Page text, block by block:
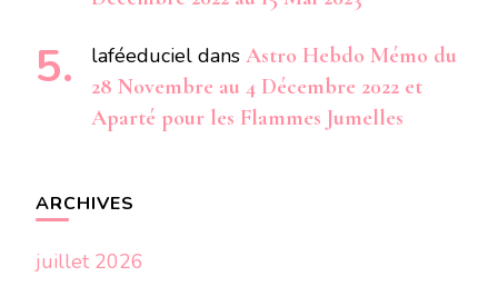
laféeduciel dans Astro Hebdo Mémo du
28 Novembre au 4 Décembre 2022 et
Aparté pour les Flammes Jumelles
ARCHIVES
juillet 2026